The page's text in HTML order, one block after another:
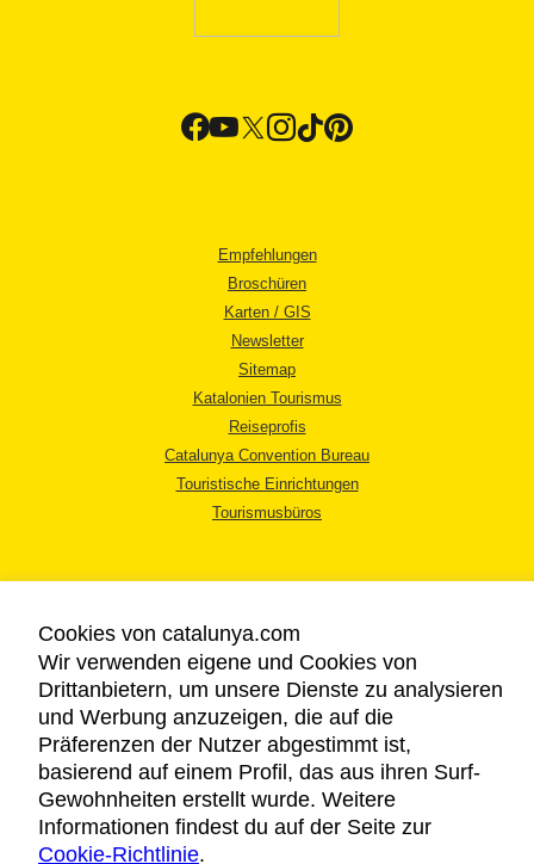
Empfehlungen
Broschüren
Karten / GIS
Newsletter
Sitemap
Katalonien Tourismus
Reiseprofis
Catalunya Convention Bureau
Touristische Einrichtungen
Tourismusbüros
RECHTLICHER HINWEIS
DATENSCHUTZICHTLINIE
COOKIES
BARRIEREFREIHEIT
Copyright © 2026. Katalonien Tourismus. Alle Rechte vorbehalten
Cookies von catalunya.com
Wir verwenden eigene und Cookies von
Drittanbietern, um unsere Dienste zu analysieren
und Werbung anzuzeigen, die auf die
Präferenzen der Nutzer abgestimmt ist,
basierend auf einem Profil, das aus ihren Surf-
Gewohnheiten erstellt wurde. Weitere
Informationen findest du auf der Seite zur
Cookie-Richtlinie.